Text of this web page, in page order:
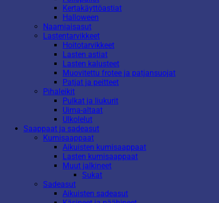
Kertakäyttöastiat
Halloween
Naamiaisasut
Lastentarvikkeet
Hoitotarvikkeet
Lasten astiat
Lasten kalusteet
Muovitettu frotee ja patjansuojat
Patjat ja peitteet
Pihaleikit
Pulkat ja liukurit
Uima-altaat
Ulkolelut
Saappaat ja sadeasut
Kumisaappaat
Aikuisten kumisaappaat
Lasten kumisaappaat
Muut jalkineet
Sukat
Sadeasut
Aikuisten sadeasut